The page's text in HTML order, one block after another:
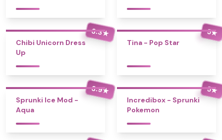
3.3★
Chibi Unicorn Dress
Up
5★
Tina - Pop Star
3.9★
Sprunki Ice Mod -
Aqua
5★
Incredibox - Sprunki
Pokemon